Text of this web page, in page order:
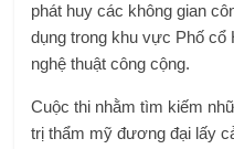
phát huy các không gian
dụng trong khu vực Phố cổ
nghệ thuật công cộng.
Cuộc thi nhằm tìm kiếm
trị thẩm mỹ đương đại lấy